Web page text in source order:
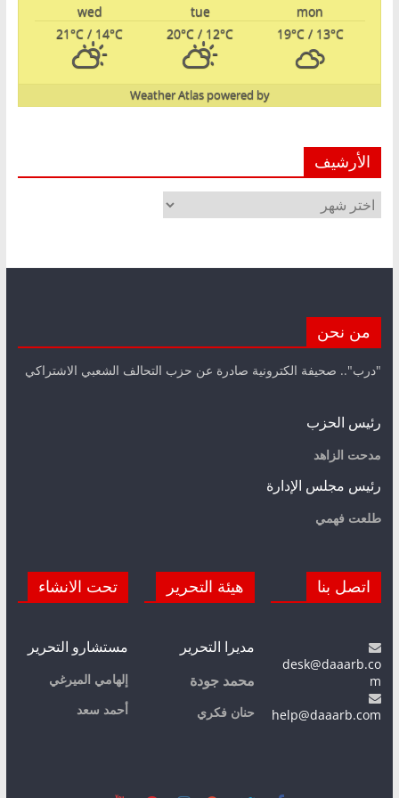
mon
tue
wed
19°C/ 13°C
20°C / 12°C
21°C / 14°C
powered by
Weather Atlas
الأرشيف
الأرشيف
من نحن
"درب".. صحيفة الكترونية صادرة عن حزب التحالف الشعبي الاشتراكي
رئيس الحزب
مدحت الزاهد
رئيس مجلس الإدارة
طلعت فهمي
اتصل بنا
desk@daaarb.co
m
help@daaarb.com
هيئة التحرير
مديرا التحرير
محمد جودة
حنان فكري
تحت الانشاء
مستشارو التحرير
إلهامي الميرغي
أحمد سعد